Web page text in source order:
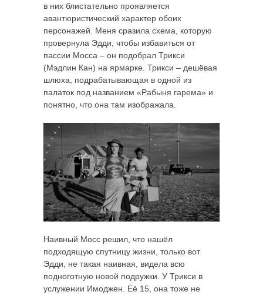
в них блистательно проявляется
авантюристический характер обоих
персонажей. Меня сразила схема, которую
провернула Эдди, чтобы избавиться от
пассии Мосса – он подобрал Трикси
(Мэдлин Кан) на ярмарке. Трикси – дешёвая
шлюха, подрабатывающая в одной из
палаток под названием «Рабыня гарема» и
понятно, что она там изображала.
Наивный Мосс решил, что нашёл
подходящую спутницу жизни, только вот
Эдди, не такая наивная, видела всю
подноготную новой подружки. У Трикси в
услужении Имоджен. Её 15, она тоже не